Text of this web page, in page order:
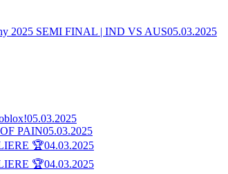
2025 SEMI FINAL | IND VS AUS05.03.2025
05.03.2025
PAIN05.03.2025
🏆04.03.2025
🏆04.03.2025